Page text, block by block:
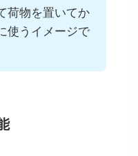
荷物を置いてか
使うイメージで